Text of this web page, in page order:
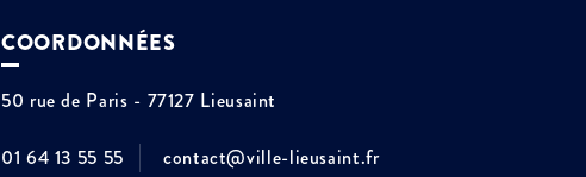
COORDONNÉES
50 rue de Paris - 77127 Lieusaint
01 64 13 55 55 contact@ville-lieusaint.fr